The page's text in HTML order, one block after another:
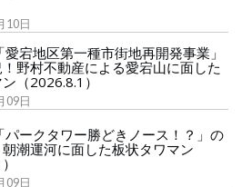
10日
宕地区第一種市街地再開発事業」
野村不動産による愛宕山に面した
（2026.8.1）
09日
パークタワー勝どきノース！？」の
潮運河に面した板状タワマン
09日